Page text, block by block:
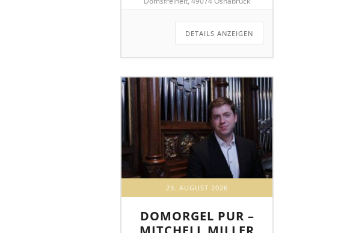
DETAILS ANZEIGEN
23. AUGUST 2026
DOMORGEL PUR –